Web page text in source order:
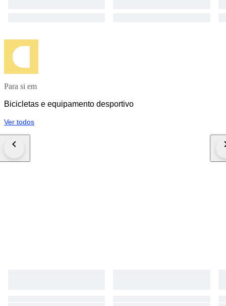
Para si em
Bicicletas e equipamento desportivo
Ver todos